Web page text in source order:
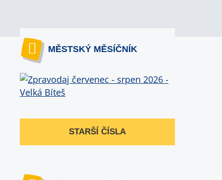
MĚSTSKÝ MĚSÍČNÍK
STARŠÍ ČÍSLA